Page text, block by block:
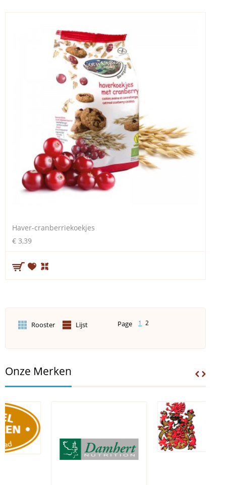
Haver-cranberriekoekjes
€ 3,39
Rooster Lijst Page 1 2
Onze Merken